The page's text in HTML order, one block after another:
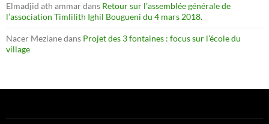
Elmadjid ath ammardans Retour sur l’assemblée générale de
l’association Timlilith Ighil Bougueni du 4 mars 2018.
Nacer Mezianedans Projet des 3 fontaines : focus sur l’école du
village